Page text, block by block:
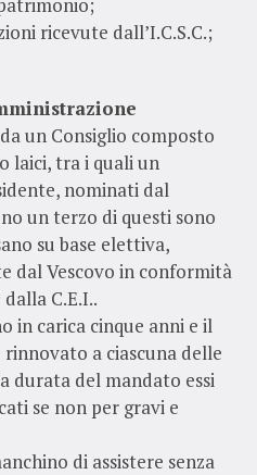
ricevute dall’I.C.S.C.;
un Consiglio composto
laici, tra i quali un
nominati dal
un terzo di questi sono
su base elettiva,
dal Vescovo in conformità
C.E.I..
in carica cinque anni e il
a ciascuna delle
durata del mandato essi
se non per gravi e
di assistere senza